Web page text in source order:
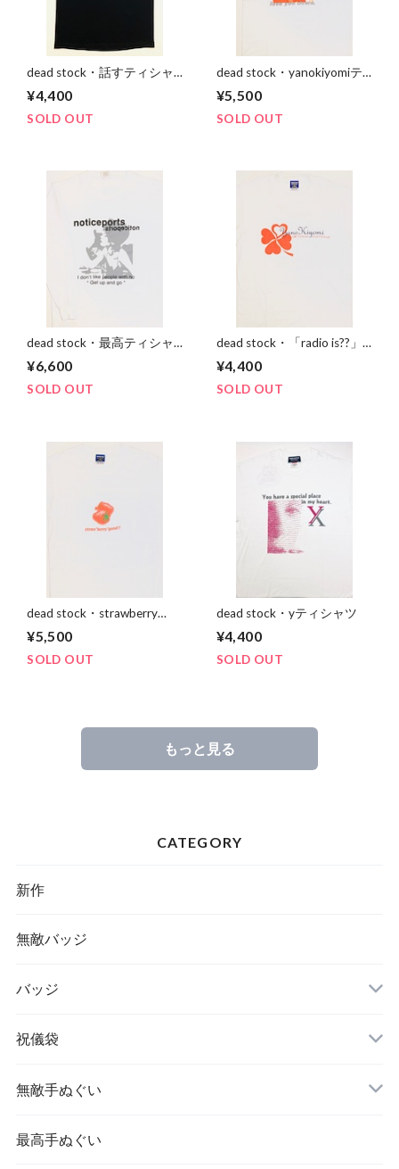
dead stock・話すティシャ
¥4,400
SOLD OUT
dead stock・yanokiyomiテ
¥5,500
SOLD OUT
dead stock・最高ティシャ
¥6,600
SOLD OUT
dead stock・「radio is??」
¥4,400
SOLD OUT
dead stock・strawberry
¥5,500
SOLD OUT
dead stock・yティシャツ
¥4,400
SOLD OUT
もっと見る
CATEGORY
新作
無敵バッジ
バッジ
祝儀袋
無敵手ぬぐい
最高手ぬぐい